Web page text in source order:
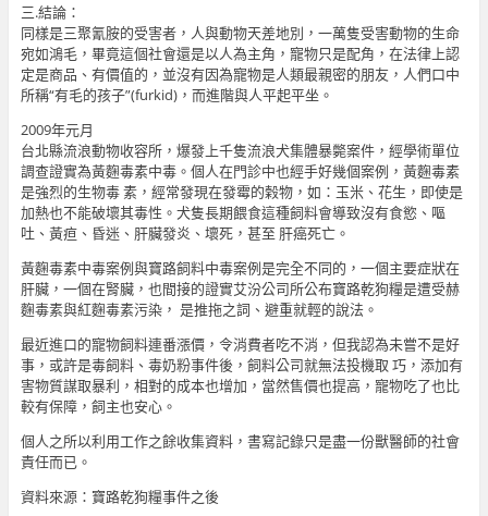
三.結論：
同樣是三聚氰胺的受害者，人與動物天差地別，一萬隻受害動物的生命
宛如鴻毛，畢竟這個社會還是以人為主角，寵物只是配角，在法律上認
定是商品、有價值的，並沒有因為寵物是人類最親密的朋友，人們口中
所稱“有毛的孩子”(furkid)，而進階與人平起平坐。
2009年元月
台北縣流浪動物收容所，爆發上千隻流浪犬集體暴斃案件，經學術單位
調查證實為黃麴毒素中毒。個人在門診中也經手好幾個案例，黃麴毒素
是強烈的生物毒 素，經常發現在發霉的榖物，如：玉米、花生，即使是
加熱也不能破壞其毒性。犬隻長期餵食這種飼料會導致沒有食慾、嘔
吐、黃疸、昏迷、肝臟發炎、壞死，甚至 肝癌死亡。
黃麴毒素中毒案例與寶路飼料中毒案例是完全不同的，一個主要症狀在
肝臟，一個在腎臟，也間接的證實艾汾公司所公布寶路乾狗糧是遭受赫
麴毒素與紅麴毒素污染， 是推拖之詞、避重就輕的說法。
最近進口的寵物飼料連番漲價，令消費者吃不消，但我認為未嘗不是好
事，或許是毒飼料、毒奶粉事件後，飼料公司就無法投機取 巧，添加有
害物質謀取暴利，相對的成本也增加，當然售價也提高，寵物吃了也比
較有保障，飼主也安心。
個人之所以利用工作之餘收集資料，書寫記錄只是盡一份獸醫師的社會
責任而已。
資料來源：寶路乾狗糧事件之後